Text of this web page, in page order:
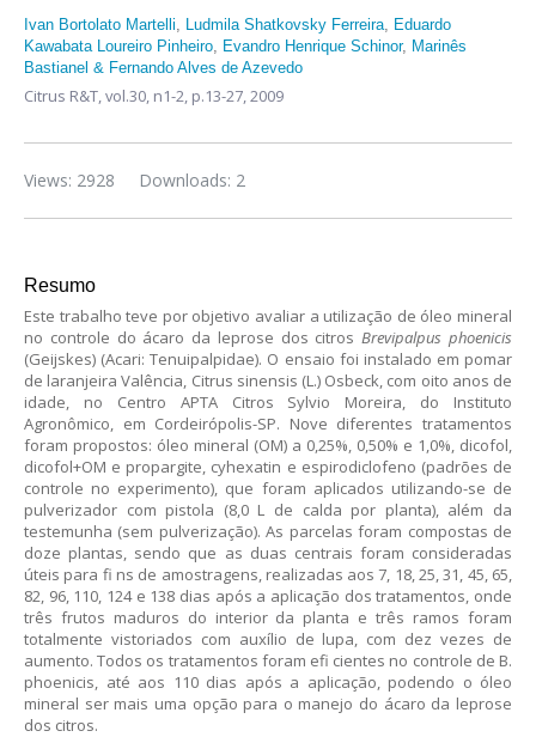
Ivan Bortolato Martelli, Ludmila Shatkovsky Ferreira, Eduardo
Kawabata Loureiro Pinheiro, Evandro Henrique Schinor, Marinês
Bastianel & Fernando Alves de Azevedo
Citrus R&T,vol.30, n1-2, p.13-27, 2009
Downloads: 2
Views: 2928
Resumo
Este trabalho teve por objetivo avaliar a utilização de óleo mineral
no controle do ácaro da leprose dos citrosBrevipalpus phoenicis
(Geijskes) (Acari: Tenuipalpidae). O ensaio foi instalado em pomar
de laranjeira Valência, Citrus sinensis (L.) Osbeck, com oito anos de
idade, no Centro APTA Citros Sylvio Moreira, do Instituto
Agronômico, em Cordeirópolis-SP. Nove diferentes tratamentos
foram propostos: óleo mineral (OM) a 0,25%, 0,50% e 1,0%, dicofol,
dicofol+OM e propargite, cyhexatin e espirodiclofeno (padrões de
controle no experimento), que foram aplicados utilizando-se de
pulverizador com pistola (8,0 L de calda por planta), além da
testemunha (sem pulverização). As parcelas foram compostas de
doze plantas, sendo que as duas centrais foram consideradas
úteis para fi ns de amostragens, realizadas aos 7, 18, 25, 31, 45, 65,
82, 96, 110, 124 e 138 dias após a aplicação dos tratamentos, onde
três frutos maduros do interior da planta e três ramos foram
totalmente vistoriados com auxílio de lupa, com dez vezes de
aumento. Todos os tratamentos foram efi cientes no controle de B.
phoenicis, até aos 110 dias após a aplicação, podendo o óleo
mineral ser mais uma opção para o manejo do ácaro da leprose
dos citros.